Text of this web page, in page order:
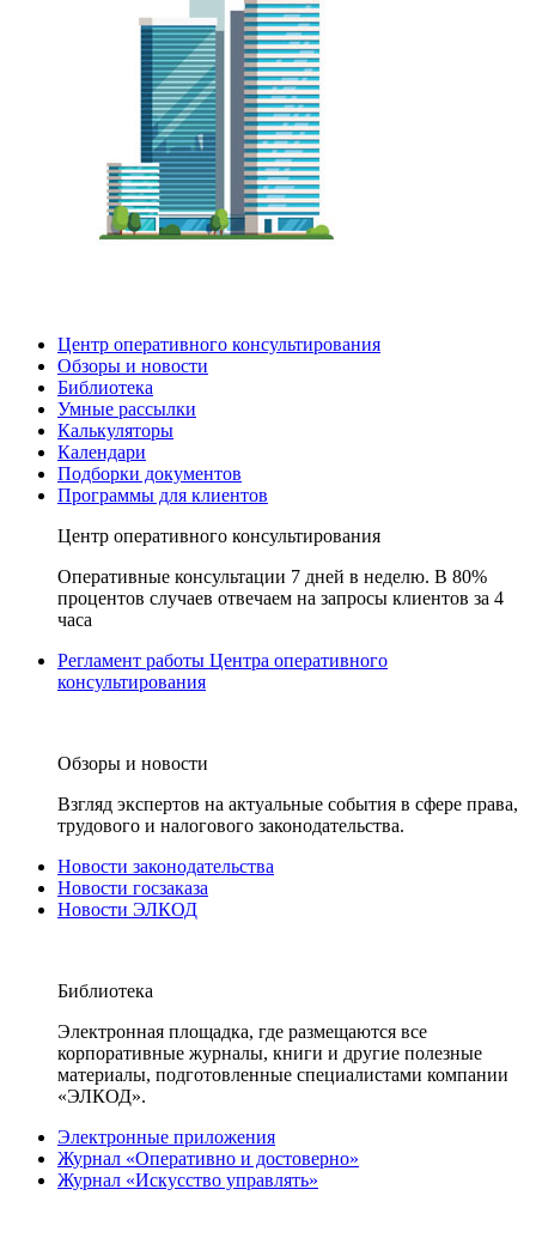
Центр оперативного консультирования
Обзоры и новости
Библиотека
Умные рассылки
Калькуляторы
Календари
Подборки документов
Программы для клиентов
Центр оперативного консультирования
Оперативные консультации 7 дней в неделю. В 80%
процентов случаев отвечаем на запросы клиентов за 4
часа
Регламент работы Центра оперативного
консультирования
Обзоры и новости
Взгляд экспертов на актуальные события в сфере права,
трудового и налогового законодательства.
Новости законодательства
Новости госзаказа
Новости ЭЛКОД
Библиотека
Электронная площадка, где размещаются все
корпоративные журналы, книги и другие полезные
материалы, подготовленные специалистами компании
«ЭЛКОД».
Электронные приложения
Журнал «Оперативно и достоверно»
Журнал «Искусство управлять»